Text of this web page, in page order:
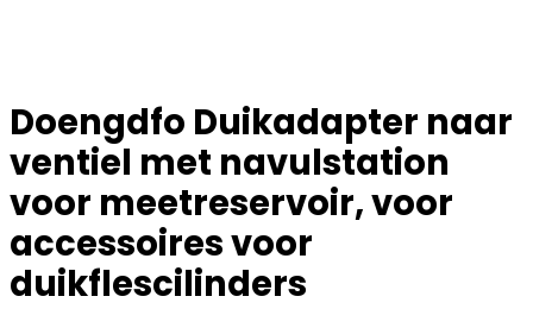
Doengdfo Duikadapter naar
ventiel met navulstation
voor meetreservoir, voor
accessoires voor
duikflescilinders